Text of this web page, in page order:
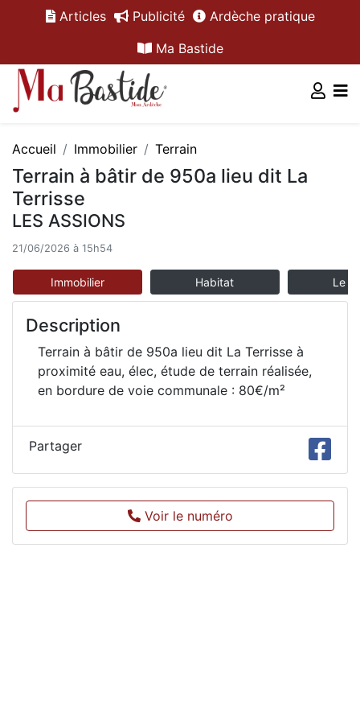
Articles Publicité
Ardèche pratique
Ma Bastide
Accueil Immobilier Terrain
Terrain à bâtir de 950a lieu dit La
Terrisse
LES ASSIONS
21/06/2026 à 15h54
Immobilier Habitat Le
Description
Terrain à bâtir de 950a lieu dit La Terrisse à
proximité eau, élec, étude de terrain réalisée,
en bordure de voie communale : 80€/m²
Partager
Voir le numéro